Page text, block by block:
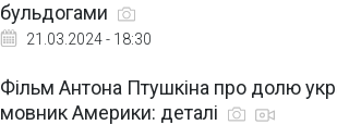
бульдогами
21.03.2024 - 18:30
Фільм Антона Птушкіна про долю
мовник Америки: деталі